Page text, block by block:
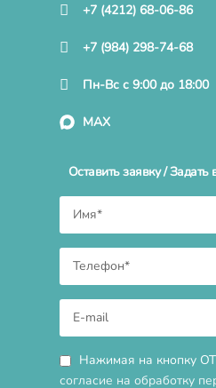
+7 (4212) 68-06-86
+7 (984) 298-74-68
Пн-Вс с 9:00 до 18:00
MAX
Оставить заявку / Задать
Нажимая на кнопку
согласие на обработку